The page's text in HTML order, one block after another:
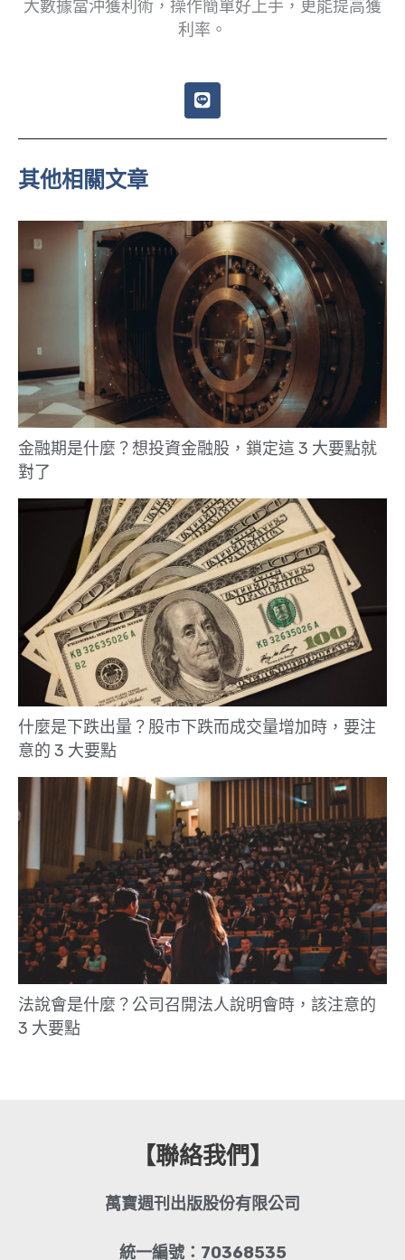
大數據當沖獲利術，操作簡單好上手，更能提高獲
利率。
L
i
e
其他相關文章
金融期是什麼？想投資金融股，鎖定這 3 大要點就
對了
什麼是下跌出量？股市下跌而成交量增加時，要注
意的 3 大要點
法說會是什麼？公司召開法人說明會時，該注意的
3 大要點
【聯絡我們】
萬寶週刊出版股份有限公司
統一編號：70368535